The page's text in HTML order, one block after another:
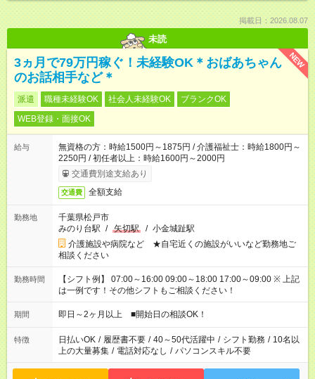
掲載日：2026.08.07
未読
NEW
3ヵ月で79万円稼ぐ！未経験OK＊おばあちゃん
のお話相手など＊
派遣 職種未経験OK 社会人未経験OK
ブランクOK
WEB登録・面接OK
給与
無資格の方：時給1500円～1875円 / 介護福祉士：時給1800円～
2250円 / 初任者以上：時給1600円～2000円
交通費別途支給あり
交通費 全額支給
勤務地
千葉県松戸市
みのり台駅 / 矢切駅 / 小金城趾駅
介護施設や病院など ★自宅近くの施設がいいなど勤務地ご
相談ください
勤務時間
【シフト例】 07:00～16:00 09:00～18:00 17:00～09:00 ※ 上記
は一例です！その他シフトもご相談ください！
期間 即日～2ヶ月以上 ■開始日の相談OK！
特徴 日払いOK / 履歴書不要 / 40～50代活躍中 / シフト勤務 / 10名以
上の大量募集 / 電話対応なし / パソコンスキル不要